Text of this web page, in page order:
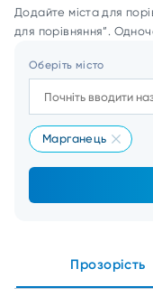
Додайте міста для
для порівняння”.
Оберіть місто
Марганець
Прозорість